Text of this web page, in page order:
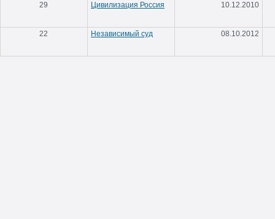
29 Цивилизация Россия 10.12.2010
22 Независимый суд 08.10.2012